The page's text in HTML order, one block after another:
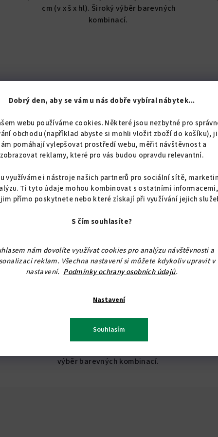
Dobrý den, aby se vám u nás dobře vybíral nábytek...
webu používáme cookies. Některé jsou nezbytné pro
obchodu (například abyste si mohli vložit zboží do košíku),
pomáhají vylepšovat prostředí webu, měřit návštěvnost a
zobrazovat reklamy, které pro vás budou opravdu relevantní.
využíváme i nástroje našich partnerů pro sociální sítě,
Ti tyto údaje mohou kombinovat s ostatními informacemi,
přímo poskytnete nebo které získají při využívání jejich
S čím souhlasíte?
nám dovolíte využívat cookies pro analýzu návštěvnosti a
reklam. Všechna nastavení si můžete kdykoliv upravit v
nastavení. Podmínky ochrany osobních údajů.
Nastavení
Souhlasím
5
hvězdiček.
cm (v x š x hl). Široký výběr barevných
kombinací.
Vysoká koupelnová skříňka s košem K17
Skladem(17 ks)
Průměrné
produktu
z
hvězdiček.
Detail
Vysoká koupelnová skříňka s košem na prádlo,
výběr barevných kombinací.
KÓD:3205/BIL8